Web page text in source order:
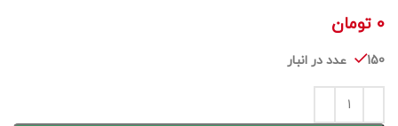
0 تومان
150 عدد در انبار